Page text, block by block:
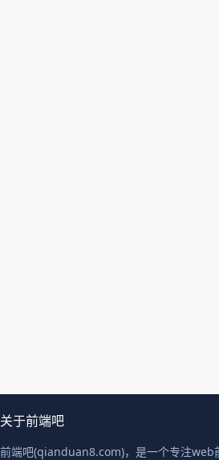
关于前端吧
前端吧(qianduan8.com)，是一个专注web